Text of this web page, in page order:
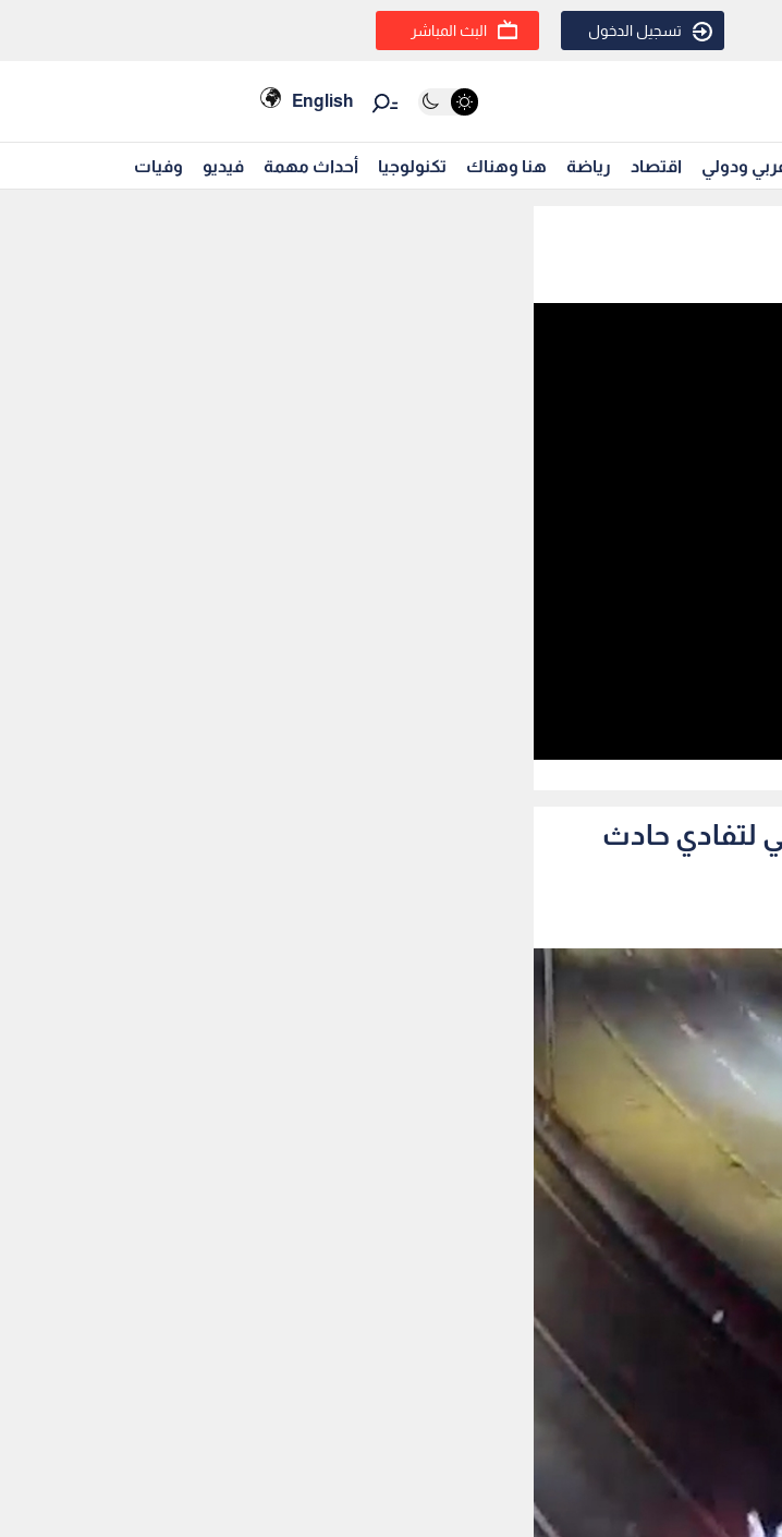
تسجيل الدخول البث المباشر
English
ودولي اقتصاد رياضة هنا وهناك تكنولوجيا أحداث مهمة فيديو وفيات
لتفادي حادث